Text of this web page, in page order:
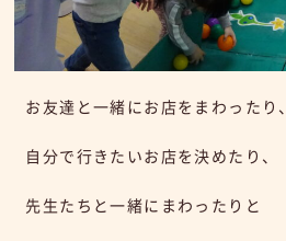
お友達と一緒にお店をまわったり、
自分で行きたいお店を決めたり、
先生たちと一緒にまわったりと